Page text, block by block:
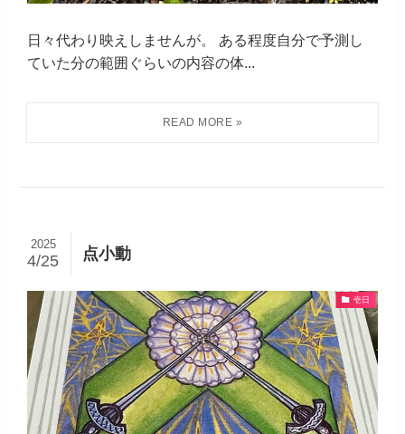
日々代わり映えしませんが。 ある程度自分で予測し
ていた分の範囲ぐらいの内容の体...
点小動
2025
4/25
壱日